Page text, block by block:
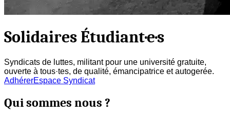
Solidaires Étudiant·e·s
Syndicats de luttes, militant pour une université gratuite,
ouverte à tous·tes, de qualité, émancipatrice et autogerée.
AdhérerEspace Syndicat
Qui sommes nous ?